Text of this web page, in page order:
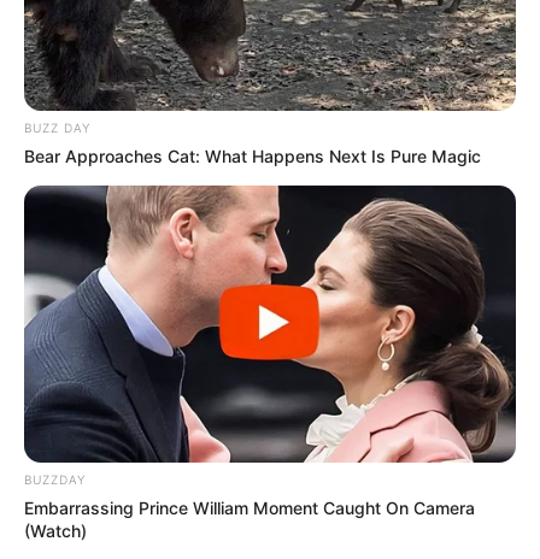
BUZZ DAY
Bear Approaches Cat: What Happens Next Is Pure Magic
BUZZDAY
Embarrassing Prince William Moment Caught On Camera
(Watch)